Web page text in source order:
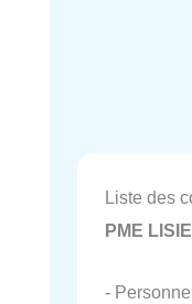
Liste des
PME
-